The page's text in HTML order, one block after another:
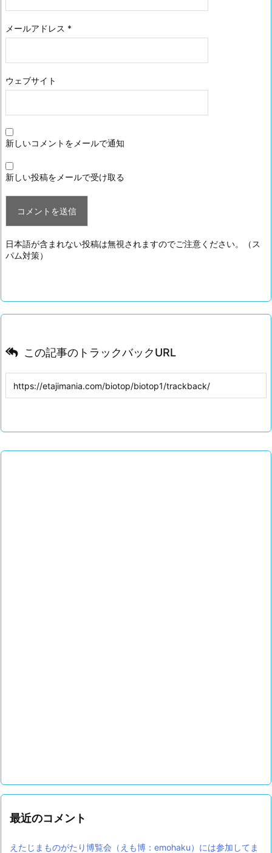
メールアドレス *
ウェブサイト
新しいコメントをメールで通知
新しい投稿をメールで受け取る
日本語が含まれない投稿は無視されますのでご注意ください。（ス
パム対策）
この記事のトラックバックURL
最近のコメント
えたじまものがたり博覧会（えも博：emohaku）には参加してま